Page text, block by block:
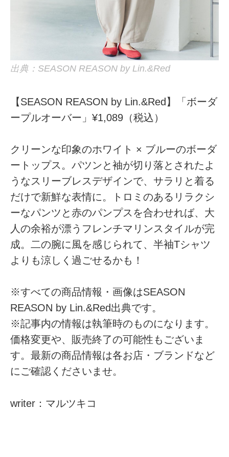
出典：SEASON REASON by Lin.&Red
【SEASON REASON by Lin.&Red】「ボーダ
ープルオーバー」¥1,089（税込）
クリーンな印象のホワイト × ブルーのボーダ
ートップス。パツンと袖が切り落とされたよ
うなスリーブレスデザインで、サラリと着る
だけで新鮮な表情に。トロミのあるリラクシ
ーなパンツと赤のパンプスを合わせれば、大
人の余裕が漂うフレンチマリンスタイルが完
成。二の腕に風を感じられて、半袖Tシャツ
よりも涼しく過ごせるかも！
※すべての商品情報・画像はSEASON
REASON by Lin.&Red出典です。
※記事内の情報は執筆時のものになります。
価格変更や、販売終了の可能性もございま
す。最新の商品情報は各お店・ブランドなど
にご確認くださいませ。
writer：マルツキコ